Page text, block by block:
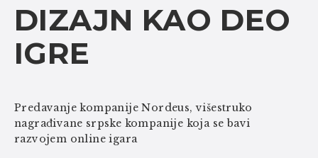
DIZAJN KAO DEO
IGRE
Predavanje kompanije Nordeus, višestruko
nagrađivane srpske kompanije koja se bavi
razvojem online igara